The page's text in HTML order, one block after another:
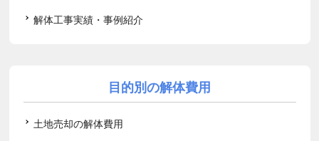
解体工事実績・事例紹介
目的別の解体費用
土地売却の解体費用